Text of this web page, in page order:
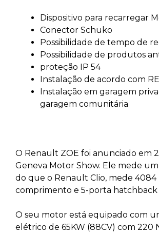
Dispositivo para recarregar
Conector Schuko
Possibilidade de tempo de
Possibilidade de produtos
proteção IP 54
Instalação de acordo com
Instalação em garagem
garagem comunitária
O Renault ZOE foi anunciado em
Geneva Motor Show. Ele mede
do que o Renault Clio, mede 4084
comprimento e 5-porta hatchback
O seu motor está equipado com
elétrico de 65KW (88CV) com 220